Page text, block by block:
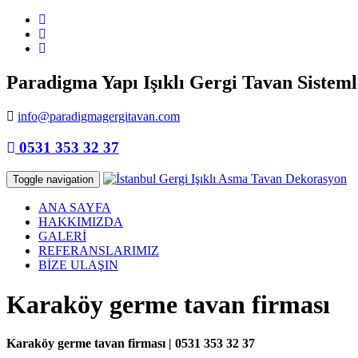
Paradigma Yapı Işıklı Gergi Tavan
info@paradigmagergitavan.com
0531 353 32 37
Toggle navigation
ANA SAYFA
HAKKIMIZDA
GALERİ
REFERANSLARIMIZ
BİZE ULAŞIN
Karaköy germe tavan firması
Karaköy germe tavan firması | 0531 353 32 37